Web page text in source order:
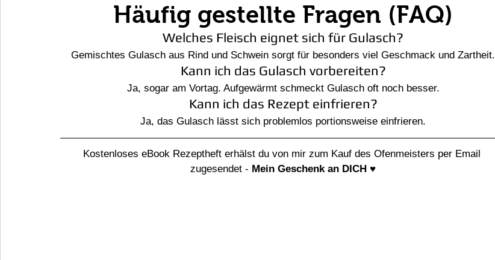
Häufig gestellte Fragen (FAQ)
Welches Fleisch eignet sich für Gulasch?
Gemischtes Gulasch aus Rind und Schwein sorgt für besonders viel Geschmack und Zartheit.
Kann ich das Gulasch vorbereiten?
Ja, sogar am Vortag. Aufgewärmt schmeckt Gulasch oft noch besser.
Kann ich das Rezept einfrieren?
Ja, das Gulasch lässt sich problemlos portionsweise einfrieren.
Kostenloses eBook Rezeptheft erhälst du von mir zum Kauf des Ofenmeisters per Email
zugesendet - Mein Geschenk an DICH ♥